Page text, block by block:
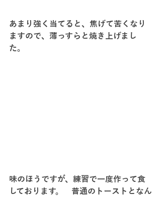
あまり強く当てると、焦げて苦くなり
ますので、薄っすらと焼き上げまし
た。
味のほうですが、練習で一度作って食
しております。　普通のトーストとなん